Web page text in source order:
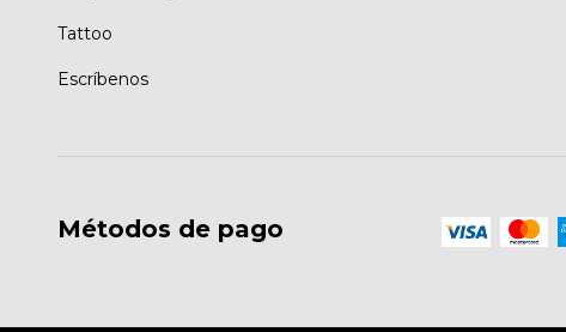
Tattoo
Escríbenos
Métodos de pago